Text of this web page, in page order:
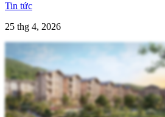
Tin tức
25 thg 4, 2026